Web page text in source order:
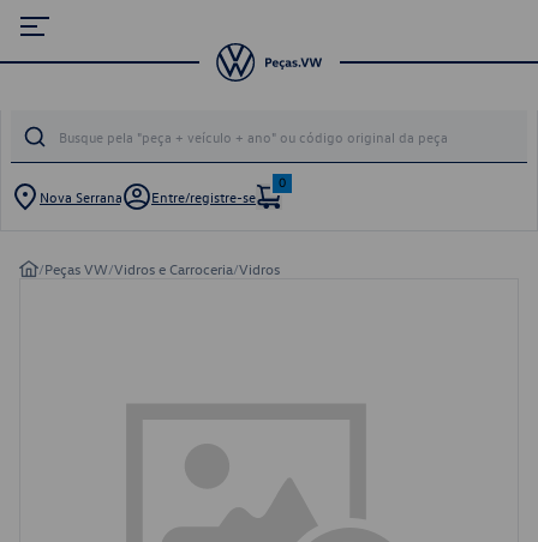
Nova Serrana Entre/registre-se
0
/Peças VW/Vidros e Carroceria/Vidros